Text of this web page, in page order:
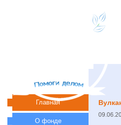
Главная
О фонде